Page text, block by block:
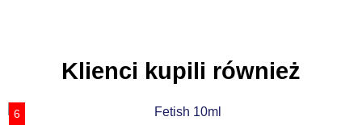
Klienci kupili również
6